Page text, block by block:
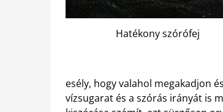
Hatékony szórófej
esély, hogy valahol megakadjon
vízsugarat és a szórás irányát is